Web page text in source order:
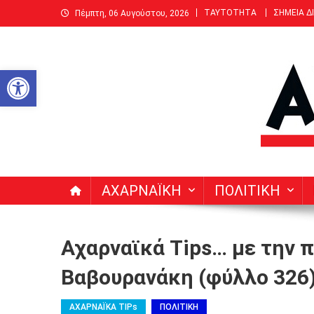
Ανοίξτε τη γραμμή εργαλείων
Μεταπηδήστε
στο
Πέμπτη, 06 Αυγούστου, 2026 ΤΑΥΤΟΤΗΤΑ ΣΗΜΕΙΑ
ΑΧΑΡΝΑΪΚΗ ΠΟΛΙΤΙΚΗ
Αχαρναϊκά Tips… με την
Βαβουρανάκη (φύλλο
ΑΧΑΡΝΑΪΚΑ TIPs ΠΟΛΙΤΙΚΗ